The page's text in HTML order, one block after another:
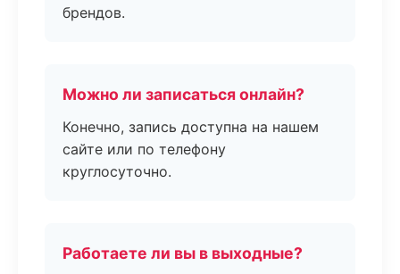
брендов.
Можно ли записаться онлайн?
Конечно, запись доступна на нашем
сайте или по телефону
круглосуточно.
Работаете ли вы в выходные?